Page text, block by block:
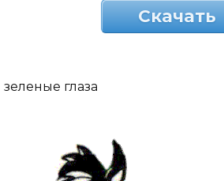
Скачать
зеленые глаза